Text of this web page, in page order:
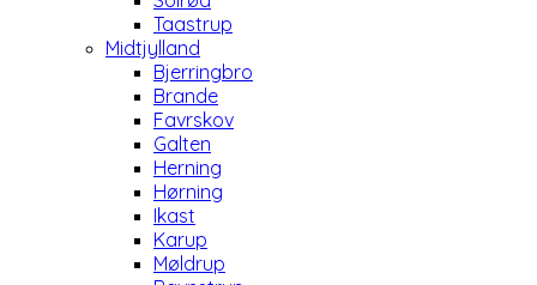
Taastrup
Midtjylland
Bjerringbro
Brande
Favrskov
Galten
Herning
Hørning
Ikast
Karup
Møldrup